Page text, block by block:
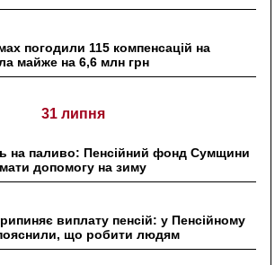
погодили 115 компенсацій на
майже на 6,6 млн грн
31 липня
на паливо: Пенсійний фонд Сумщини
допомогу на зиму
виплату пенсій: у Пенсійному
що робити людям